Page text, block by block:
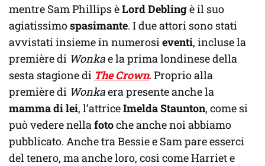
mentre Sam Phillips èLord Deblingè il suo
agiatissimospasimante. I due attori sono stati
avvistati insieme in numerosi eventi, incluse la
première di Wonkae la prima londinese della
sesta stagione di The Crown. Proprio alla
première di Wonkaera presente anche la
mamma di lei, l’attriceImelda Staunton, come si
può vedere nella fotoche anche noi abbiamo
pubblicato. Anche tra Bessie e Sam pare esserci
del tenero, ma anche loro, così come Harriet e